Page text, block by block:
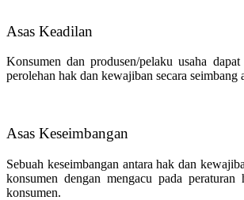
Asas Keadilan
Konsumen dan produsen/pelaku usaha
perolehan hak dan kewajiban secara seimbang
Asas Keseimbangan
Sebuah keseimbangan antara hak dan
konsumen dengan mengacu pada peraturan
konsumen.